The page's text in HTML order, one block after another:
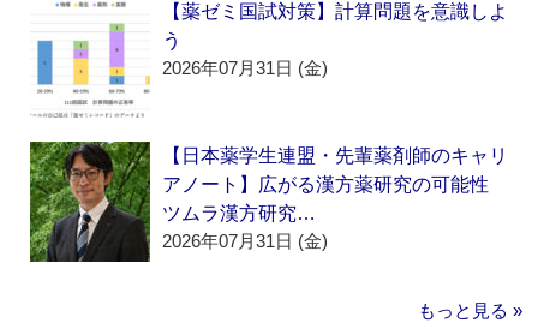
【薬ゼミ国試対策】計算問題を意識しよ
う
2026年07月31日 (金)
【日本薬学生連盟・先輩薬剤師のキャリ
アノート】広がる漢方薬研究の可能性
ツムラ漢方研究…
2026年07月31日 (金)
もっと見る »